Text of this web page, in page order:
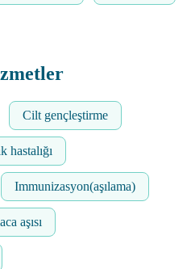
Cilt gençleştirme
hastalığı
Immunizasyon(aşılama)
aşısı